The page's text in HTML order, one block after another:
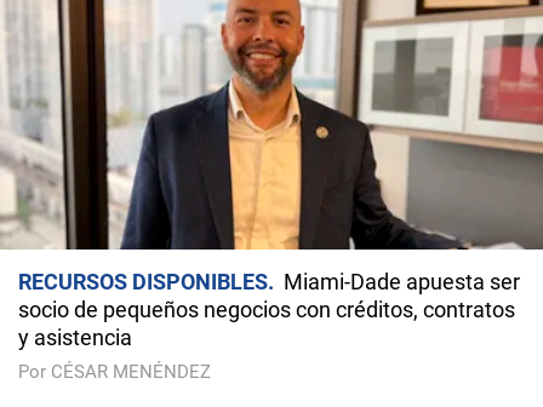
RECURSOS DISPONIBLES
Miami-Dade apuesta ser
socio de pequeños negocios con créditos, contratos
y asistencia
Por CÉSAR MENÉNDEZ